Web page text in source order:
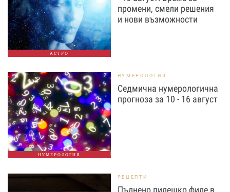
АСТРО
промени, смели решения
и нови възможности
НУМЕРОЛОГИЯ
НУМЕРОЛОГИЯ
Седмична нумерологична
прогноза за 10 - 16 август
РЕЦЕПТИ
Пълнено пилешко филе в